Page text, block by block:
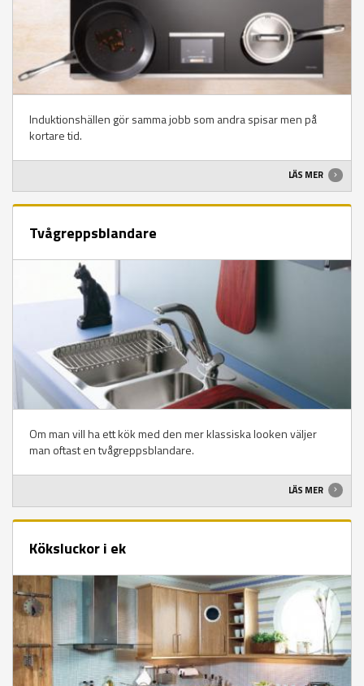
Induktionshällen gör samma jobb som andra spisar men på
kortare tid.
LÄS MER
Tvågreppsblandare
Om man vill ha ett kök med den mer klassiska looken väljer
man oftast en tvågreppsblandare.
LÄS MER
Köksluckor i ek